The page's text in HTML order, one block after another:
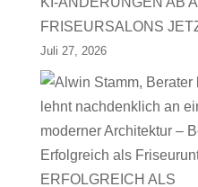
FRISEURSALONS
Juli 27, 2026
ERFOLGREICH ALS